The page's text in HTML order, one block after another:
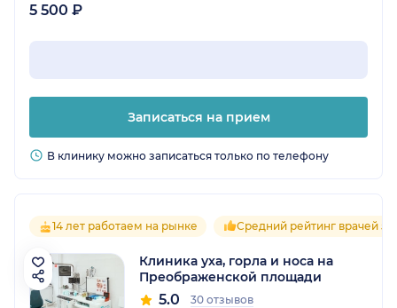
5 500 ₽
Записаться на прием
В клинику можно записаться только по телефону
14 лет работаем на рынке Средний рейтинг врачей 5.0
Клиника уха, горла и носа на
Преображенской площади
5.0 30 отзывов